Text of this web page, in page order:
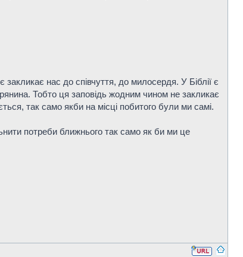
нас до співчуття, до милосердя. У Біблії є
Тобто ця заповідь жодним чином не закликає
так само якби на місці побитого були ми самі.
потреби ближнього так само як би ми це